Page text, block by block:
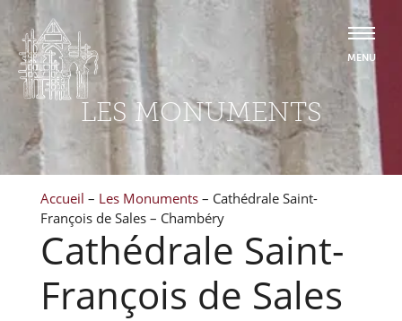
LES MONUMENTS
Accueil – Les Monuments – Cathédrale Saint-
François de Sales – Chambéry
Cathédrale Saint-
François de Sales